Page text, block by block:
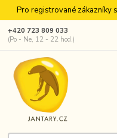
Pro registrované zákazníky
+420 723 809 033
(Po - Ne, 12 - 22 hod.)